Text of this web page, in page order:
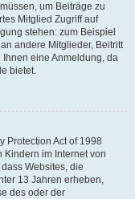
um Beiträge zu
Mitglied Zugriff auf
stehen: zum Beispiel
andere Mitglieder, Beitritt
eine Anmeldung, da
bietet.
Protection Act of 1998
Kindern im Internet von
Websites, die
13 Jahren erheben,
des oder der